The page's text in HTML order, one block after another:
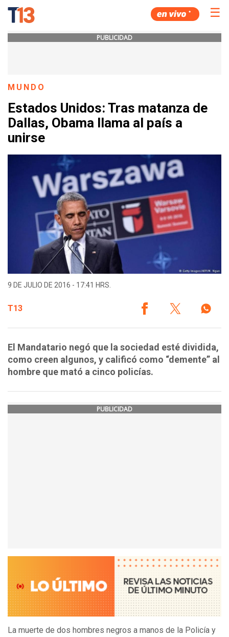
☰
PUBLICIDAD
MUNDO
Estados Unidos: Tras matanza de
Dallas, Obama llama al país a
unirse
9 DE JULIO DE 2016 - 17:41 HRS.
T13
El Mandatario negó que la sociedad esté dividida,
como creen algunos, y calificó como “demente” al
hombre que mató a cinco policías.
PUBLICIDAD
La muerte de dos hombres negros a manos de la Policía y